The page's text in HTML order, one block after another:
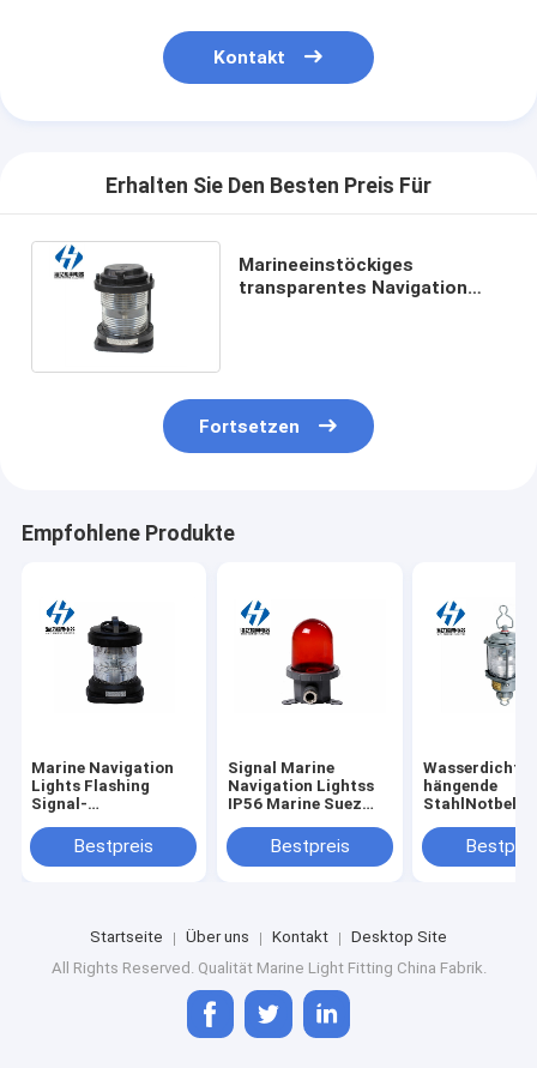
Kontakt
Erhalten Sie Den Besten Preis Für
Marineeinstöckiges
transparentes Navigation
Fortsetzen
Empfohlene Produkte
Marine Navigation
Lights Flashing
Signal-
CXH14Bestpreis
Signal Marine
Navigation Lightss
IP56 Marine Suez
Bestpreis
Wasserdichte
hängende
Navigation
Marines für
Startseite Über uns Kontakt
Desktop Site
All Rights Reserved. Qualität Marine Light Fitting China Fabrik.